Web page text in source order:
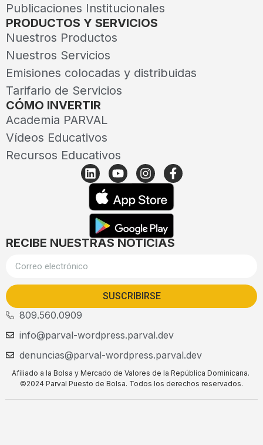
Publicaciones Institucionales
PRODUCTOS Y SERVICIOS
Nuestros Productos
Nuestros Servicios
Emisiones colocadas y distribuidas
Tarifario de Servicios
CÓMO INVERTIR
Academia PARVAL
Vídeos Educativos
Recursos Educativos
RECIBE NUESTRAS NOTICIAS
SUSCRIBIRSE
809.560.0909
info@parval-wordpress.parval.dev
denuncias@parval-wordpress.parval.dev
Afiliado a la Bolsa y Mercado de Valores de la República Dominicana.
©2024 Parval Puesto de Bolsa. Todos los derechos reservados.